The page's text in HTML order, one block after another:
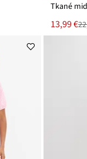
Tkané
Nová
cena
13,99 €
Zľava